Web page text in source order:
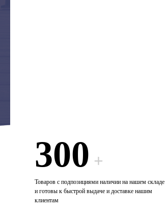
300+
Товаров с подпозициями наличии на нашем складе
и готовы к быстрой выдаче и доставке нашим
клиентам